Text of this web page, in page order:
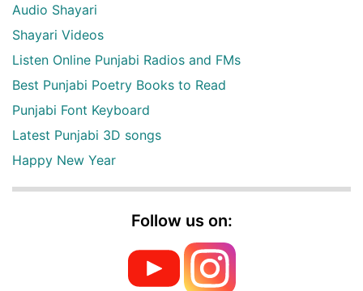
Audio Shayari
Shayari Videos
Listen Online Punjabi Radios and FMs
Best Punjabi Poetry Books to Read
Punjabi Font Keyboard
Latest Punjabi 3D songs
Happy New Year
Follow us on: